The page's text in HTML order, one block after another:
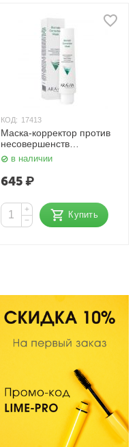
КОД: 17413
Маска-корректор против
несовершенств
Professional Blemish
Correction Mask 100 мл.
Aravia
в наличии
645₽
+
−
Купить